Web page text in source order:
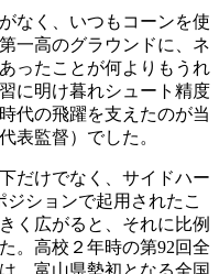
なく、いつもコーンを使
一高のグラウンドに、ネ
ったことが何よりもうれ
に明け暮れシュート精度
代の飛躍を支えたのが当
表監督）でした。
だけでなく、サイドハー
ションで起用されたこ
く広がると、それに比例
。高校２年時の第92回全
、富山県勢初となる全国